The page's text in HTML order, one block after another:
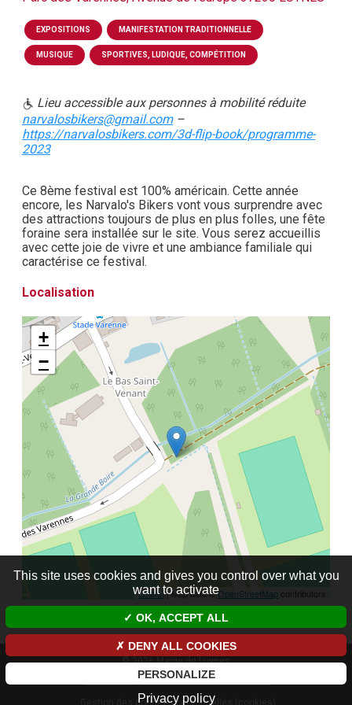
EXPOSITIONS MANIFESTATION TRADITIONNELLE
MUSIQUE SPORTIVES, LUDIQUE, COMPÉTITION
Lieu accessible aux personnes à mobilité réduite
narvalosbikers@gmail.com–
https://narvalosbikers.com/3d-flip-book/programme-
2023
Ce 8ème festival est 100% américain. Cette année
encore, les Narvalo's Bikers vont vous surprendre avec
des attractions toujours de plus en plus folles, une fête
foraine sera installée sur le site. Vous serez accueillis
avec cette joie de vivre et une ambiance familiale qui
caractérise ce festival.
Localisation
+
−
Leaflet| Map data ©OpenStreetMap contributors
© 2026 Mairie de Luynes
Mentions légales et données personnelles
Gestion des données personnelles (cookies)
This site uses cookies and gives you control over what you
want to activate
OK, ACCEPT ALL
DENY ALL COOKIES
PERSONALIZE
Privacy policy